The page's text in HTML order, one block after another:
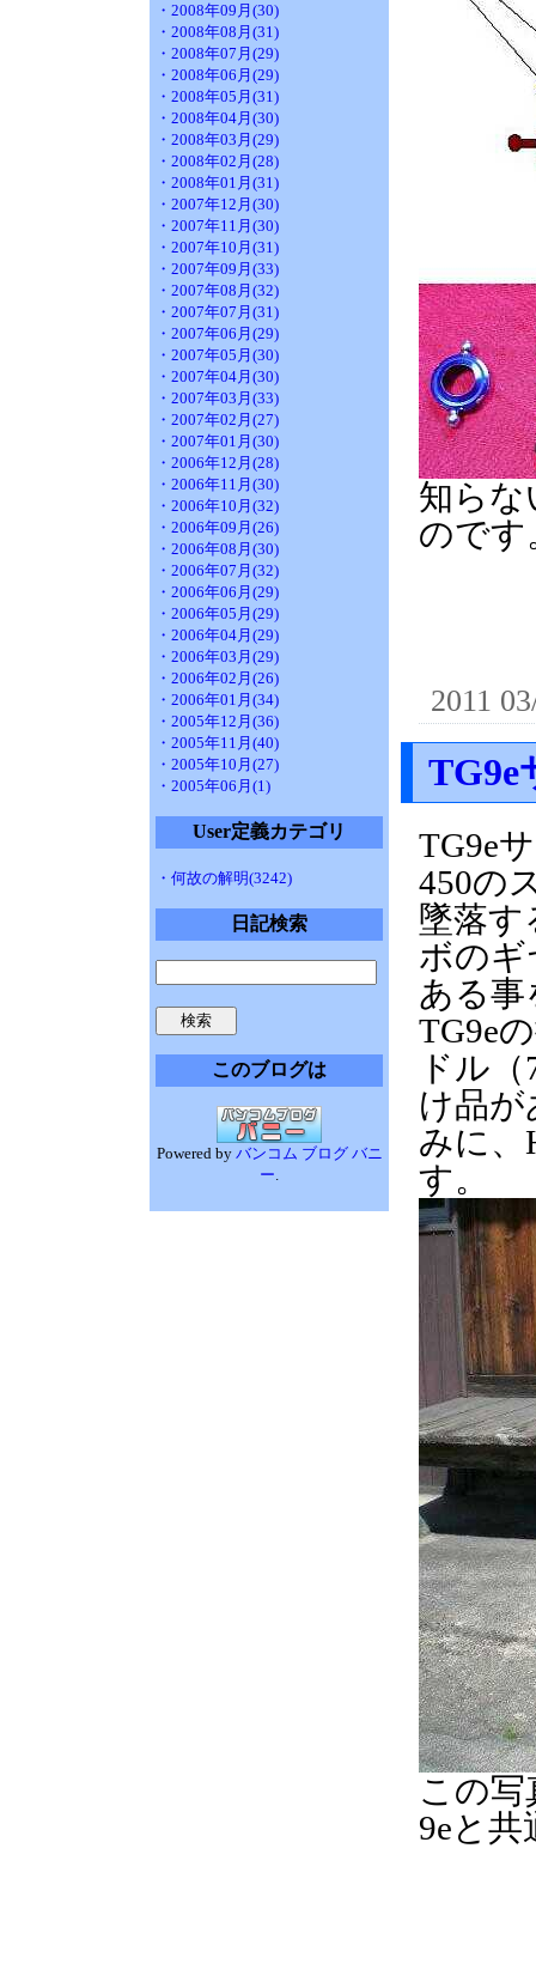
・2008年09月(30)
・2008年08月(31)
・2008年07月(29)
・2008年06月(29)
・2008年05月(31)
・2008年04月(30)
・2008年03月(29)
・2008年02月(28)
・2008年01月(31)
・2007年12月(30)
・2007年11月(30)
・2007年10月(31)
・2007年09月(33)
・2007年08月(32)
・2007年07月(31)
・2007年06月(29)
・2007年05月(30)
・2007年04月(30)
・2007年03月(33)
・2007年02月(27)
・2007年01月(30)
・2006年12月(28)
・2006年11月(30)
・2006年10月(32)
・2006年09月(26)
・2006年08月(30)
・2006年07月(32)
・2006年06月(29)
・2006年05月(29)
・2006年04月(29)
・2006年03月(29)
・2006年02月(26)
・2006年01月(34)
・2005年12月(36)
・2005年11月(40)
・2005年10月(27)
・2005年06月(1)
User定義カテゴリ
・何故の解明(3242)
日記検索
このブログは
Powered by バンコム ブログ バニ
ー.
知らな
のです
2011
TG9e
TG9e
450の
墜落す
ボのギ
ある事
TG9e
ドル
け品
みに、
す。
この
9eと